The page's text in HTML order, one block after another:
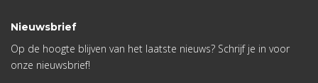
Nieuwsbrief
Op de hoogte blijven van het laatste nieuws? Schrijf je in voor
onze nieuwsbrief!